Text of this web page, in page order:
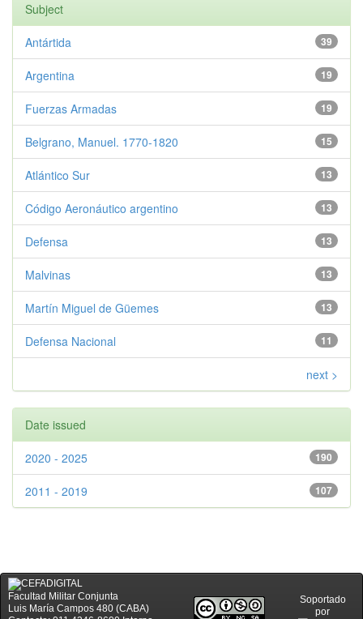
Subject
39
Antártida
19
Argentina
19
Fuerzas Armadas
15
Belgrano, Manuel. 1770-1820
13
Atlántico Sur
13
Código Aeronáutico argentino
13
Defensa
13
Malvinas
13
Martín Miguel de Güemes
11
Defensa Nacional
next >
Date issued
190
2020 - 2025
107
2011 - 2019
Facultad Militar Conjunta
Luis María Campos 480 (CABA)
Soportado
por